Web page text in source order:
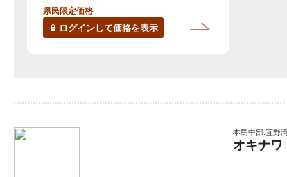
県民限定価格
ログインして価格を表示
本島中部:宜野
オキナワ